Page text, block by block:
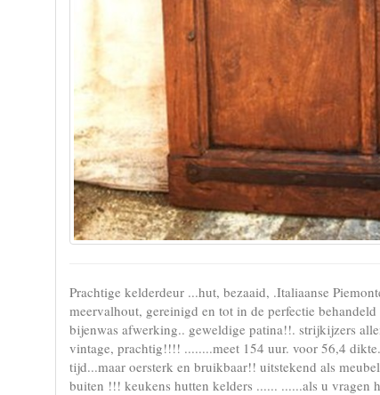
Prachtige kelderdeur ...hut, bezaaid, .Italiaanse
meervalhout, gereinigd en tot in de perfectie
bijenwas afwerking.. geweldige patina!!. strijkijzers
vintage, prachtig!!!! ........meet 154 uur. voor 56,4
tijd...maar oersterk en bruikbaar!! uitstekend als
buiten !!! keukens hutten kelders ...... ......als u vragen